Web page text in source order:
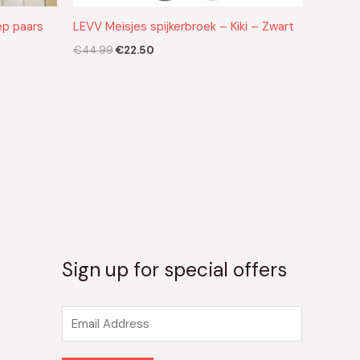
paars
LEVV Meisjes spijkerbroek – Kiki – Zwart
€44.99€22.50
Sign up for special offers
m